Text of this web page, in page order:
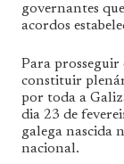
governantes
acordos
Para prosseguir
constituir
por toda a
dia 23 de
galega nascida
nacional.